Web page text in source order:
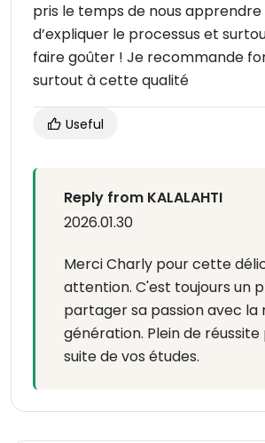
pris le temps de nous
d’expliquer le processus et
faire goûter ! Je recommande
surtout à cette qualité
Useful
Reply from KALALAHTI
2026.01.30
Merci Charly pour cette
attention. C'est toujours un
partager sa passion avec la
génération. Plein de réussite
suite de vos études.